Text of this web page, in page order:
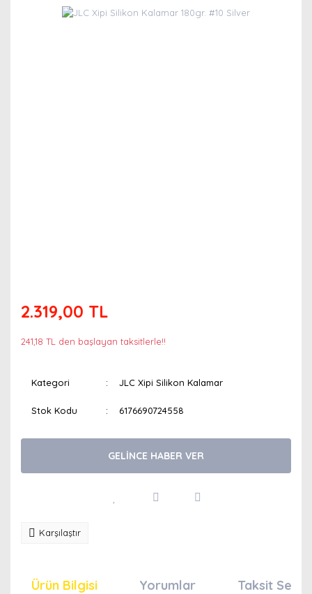
2.319,00 TL
241,18 TL den başlayan taksitlerle!!
Kategori JLC Xipi Silikon Kalamar
Stok Kodu 6176690724558
GELİNCE HABER VER
Karşılaştır
Ürün Bilgisi Yorumlar Taksit